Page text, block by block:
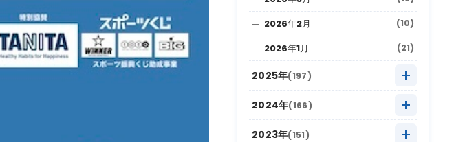
2026年2月 (10)
2026年1月 (21)
2025年(197)
2025年12月 (9)
2025年11月
2024年(166)
2024年12月 (8)
2023年(151)